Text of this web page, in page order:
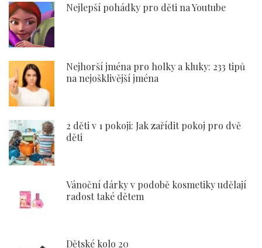
Nejlepší pohádky pro děti na Youtube
Nejhorší jména pro holky a kluky: 233 tipů
na nejošklivější jména
2 děti v 1 pokoji: Jak zařídit pokoj pro dvě
děti
Vánoční dárky v podobě kosmetiky udělají
radost také dětem
Dětské kolo 20